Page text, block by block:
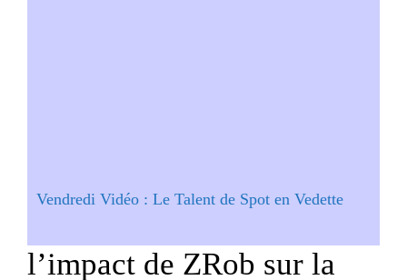
Vendredi Vidéo : Le Talent de Spot en Vedette
l’impact de ZRob sur la